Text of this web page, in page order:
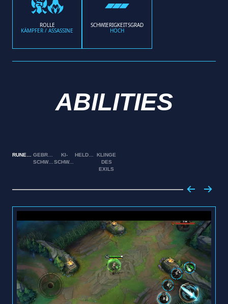
ROLLE
KÄMPFER / ASSASSINE
SCHWIERIGKEITSGRAD
HOCH
ABILITIES
GEBROCHENE
SCHWINGEN
KI-
SCHWALL
KLINGE
DES
EXILS